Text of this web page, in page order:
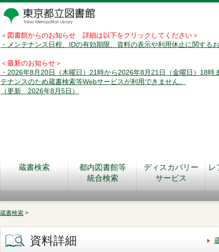
＜図書館からのお知らせ 詳細は以下をクリックしてください＞
・メンテナンス日程、IDの有効期限、資料の表示や利用休止に関する
＜最新のお知らせ＞
・2026年8月20日（木曜日）21時から2026年8月21日（金曜日）18時
テナンスのため蔵書検索等Webサービスが利用できません。
（更新 2026年8月5日）
蔵書検索
都内図書館等
統合検索
ディスカバリー
サービス
レ
蔵書検索 >
資料詳細